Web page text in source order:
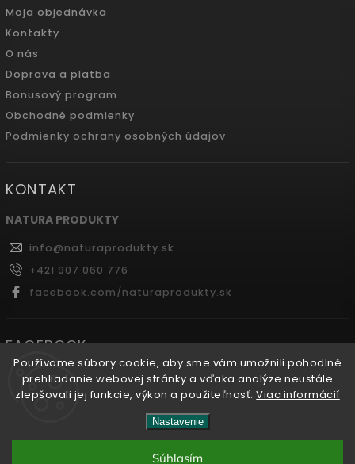
Používame súbory cookie, aby sme vám umožnili pohodlné
prehliadanie webovej stránky a vďaka analýze neustále
zlepšovali jej funkcie, výkon a použiteľnosť.Viac informácií
Nastavenie
Súhlasím
Moja objednávka
Kontakty
O nás
Doprava a platba
Bonusový program
Obchodné podmienky
Podmienky ochrany osobných údajov
KONTAKT
NATURA PRODUKTY
info@naturaprodukty.sk
+421 907 060 776
facebook.com/naturaprodukty.sk
FACEBOOK
Naturaprodukty.sk
vyhradené.